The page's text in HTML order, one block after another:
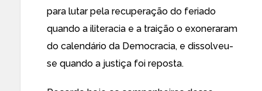
para lutar pela recuperação do feriado
quando a iliteracia e a traição o exoneraram
do calendário da Democracia, e dissolveu-
se quando a justiça foi reposta.